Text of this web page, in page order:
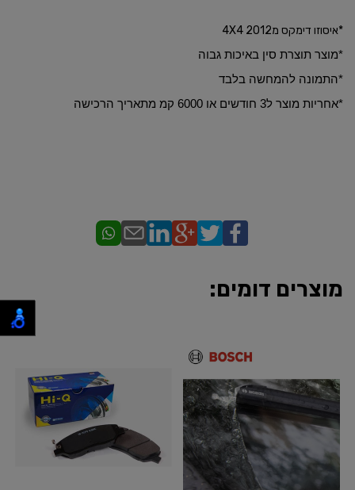
*איסוזו דימקס מ2012 4X4
*​מוצר תוצרת סין באיכות גבוה
*התמונה להמחשה בלבד
​*אחריות מוצר ל3 חודשים או 6000 קמ מתאריך הרכישה
מוצרים דומים: